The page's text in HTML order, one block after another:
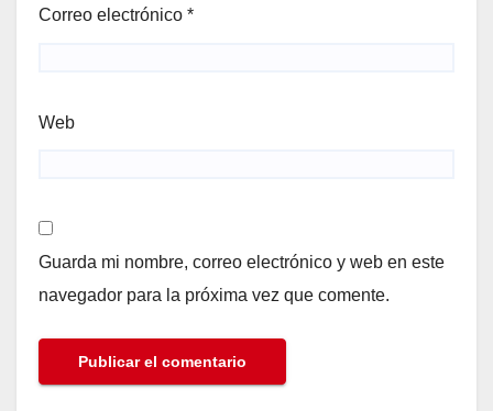
Correo electrónico *
Web
Guarda mi nombre, correo electrónico y web en este
navegador para la próxima vez que comente.